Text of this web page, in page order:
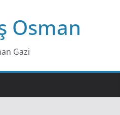
Osman
Gazi